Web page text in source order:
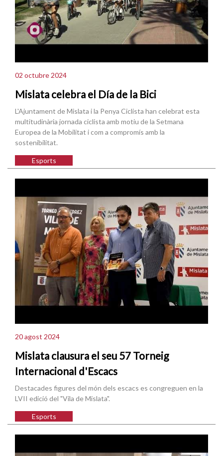
02 octubre 2024
Mislata celebra el Día de la Bici
L'Ajuntament de Mislata i la Penya Ciclista han celebrat esta
multitudinària jornada ciclista amb motiu de la Setmana
Europea de la Mobilitat i com a compromís amb la
sostenibilitat.
Esports
20 agost 2024
Mislata clausura el seu 57 Torneig
Internacional d'Escacs
Destacades figures del món dels escacs es congreguen en la
LVII edició del "Vila de Mislata".
Esports